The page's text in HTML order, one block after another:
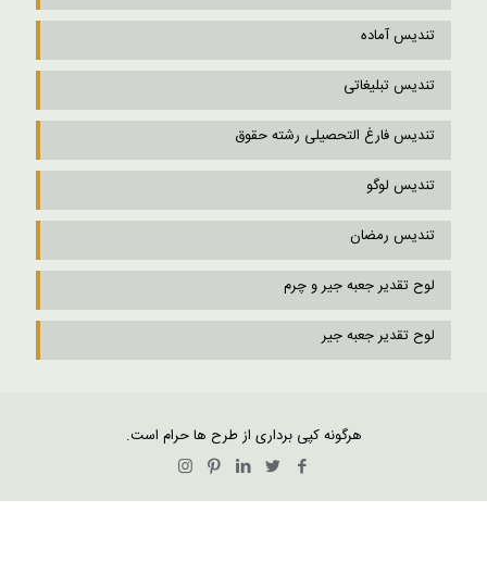
تندیس آماده
تندیس تبلیغاتی
تندیس فارغ التحصیلی رشته حقوق
تندیس لوگو
تندیس رمضان
لوح تقدیر جعبه جیر و چرم
لوح تقدیر جعبه جیر
هرگونه کپی برداری از طرح ها حرام است.